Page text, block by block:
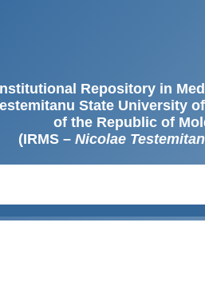
Repository in
State University
of the Republic of
(IRMS – Nicolae